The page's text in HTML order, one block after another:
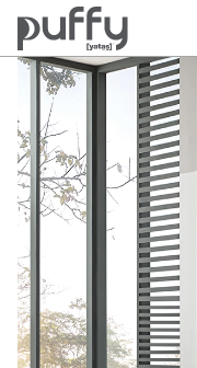
Anasayfa Baza